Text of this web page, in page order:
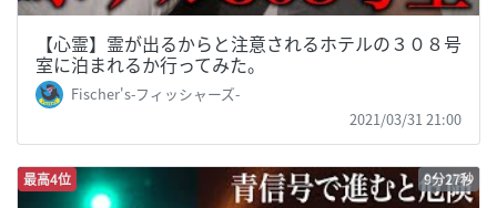
【心霊】霊が出るからと注意されるホテルの３０８号
室に泊まれるか行ってみた。
Fischer's-フィッシャーズ-
2021/03/31 21:00
最高4位 9分27秒